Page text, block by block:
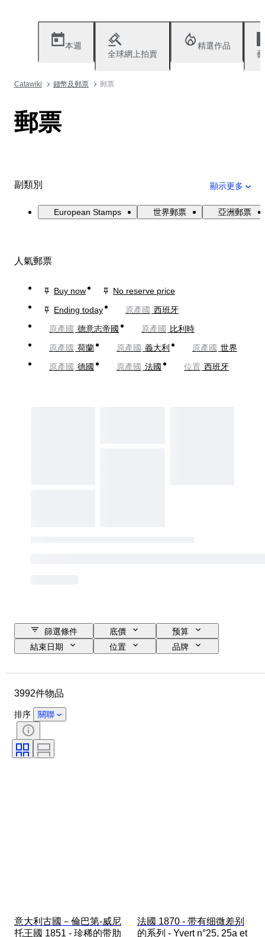
本週
全球網上拍賣
精選作品
Catawiki 錢幣及郵票 郵票
郵票
副類別 顯示更多
European Stamps 世界郵票 亞洲郵票
人氣郵票
Buy now
No reserve price
Ending today
原產國 西班牙
原產國 德意志帝國 原產國
比利時
原產國 荷蘭 原產國 義大利 原產國 世界
原產國 德國 原產國 法國 位置 西班牙
篩選條件 底價
预算
結束日期
位置
品牌
證明
技術
版
出售者：
時代
3992件物品
排序 關聯
意大利古國－倫巴第-威尼
托王國 1851 - 珍稀的带肋
法國 1870 - 带有细微差别
的系列 - Yvert n°25, 25a et